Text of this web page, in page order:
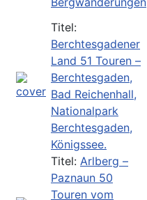
Titel:
Berchtesgadener
Land 51 Touren –
Berchtesgaden,
Bad Reichenhall,
Nationalpark
Berchtesgaden,
Königssee.
Titel: Arlberg –
Paznaun 50
Touren vom